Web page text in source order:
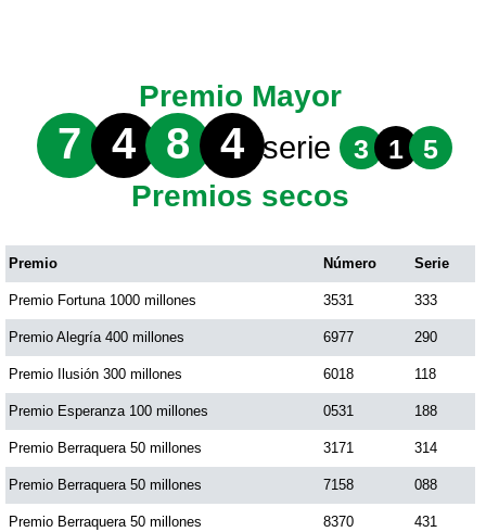
Premio Mayor
7 4 8 4 serie 3 1 5
Premios secos
Premio Número Serie
Premio Fortuna 1000 millones 3531 333
Premio Alegría 400 millones 6977 290
Premio Ilusión 300 millones 6018 118
Premio Esperanza 100 millones 0531 188
Premio Berraquera 50 millones 3171 314
Premio Berraquera 50 millones 7158 088
Premio Berraquera 50 millones 8370 431